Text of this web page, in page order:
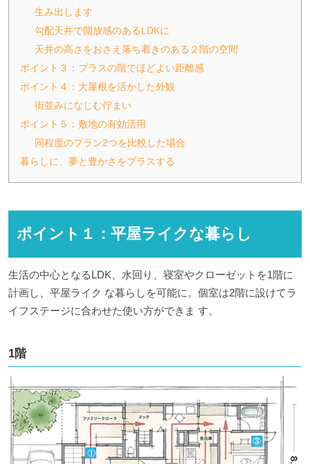
生み出します
勾配天井で開放感のあるLDKに
天井の高さをおさえ落ち着きのある２階の空間
ポイント３：プラスの階でほどよい距離感
ポイント４：大屋根を活かした外観
街並みになじむ佇まい
ポイント５：敷地の有効活用
同程度のプラン2つを比較した場合
暮らしに、夢と豊かさをプラスする
ポイント１：平屋ライクな暮らし
生活の中心となるLDK、水回り、寝室やクローゼットを1階に
計画し、平屋ライク な暮らしを可能に。個室は2階に設けてラ
イフステージに合わせた使い方ができま す。
1階